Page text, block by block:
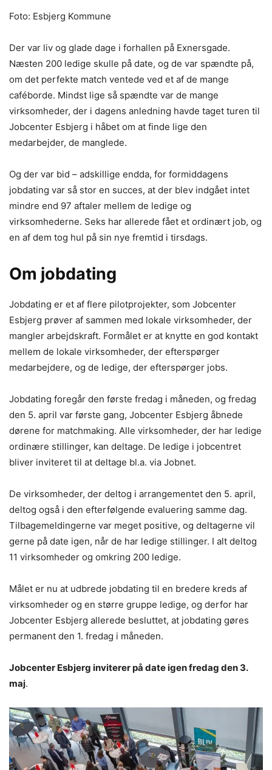
Foto: Esbjerg Kommune
Der var liv og glade dage i forhallen på Exnersgade.
Næsten 200 ledige skulle på date, og de var spændte på,
om det perfekte match ventede ved et af de mange
caféborde. Mindst lige så spændte var de mange
virksomheder, der i dagens anledning havde taget turen til
Jobcenter Esbjerg i håbet om at finde lige den
medarbejder, de manglede.
Og der var bid – adskillige endda, for formiddagens
jobdating var så stor en succes, at der blev indgået intet
mindre end 97 aftaler mellem de ledige og
virksomhederne. Seks har allerede fået et ordinært job, og
en af dem tog hul på sin nye fremtid i tirsdags.
Om jobdating
Jobdating er et af flere pilotprojekter, som Jobcenter
Esbjerg prøver af sammen med lokale virksomheder, der
mangler arbejdskraft. Formålet er at knytte en god kontakt
mellem de lokale virksomheder, der efterspørger
medarbejdere, og de ledige, der efterspørger jobs.
Jobdating foregår den første fredag i måneden, og fredag
den 5. april var første gang, Jobcenter Esbjerg åbnede
dørene for matchmaking. Alle virksomheder, der har ledige
ordinære stillinger, kan deltage. De ledige i jobcentret
bliver inviteret til at deltage bl.a. via Jobnet.
De virksomheder, der deltog i arrangementet den 5. april,
deltog også i den efterfølgende evaluering samme dag.
Tilbagemeldingerne var meget positive, og deltagerne vil
gerne på date igen, når de har ledige stillinger. I alt deltog
11 virksomheder og omkring 200 ledige.
Målet er nu at udbrede jobdating til en bredere kreds af
virksomheder og en større gruppe ledige, og derfor har
Jobcenter Esbjerg allerede besluttet, at jobdating gøres
permanent den 1. fredag i måneden.
Jobcenter Esbjerg inviterer på date igen fredag den 3.
maj.